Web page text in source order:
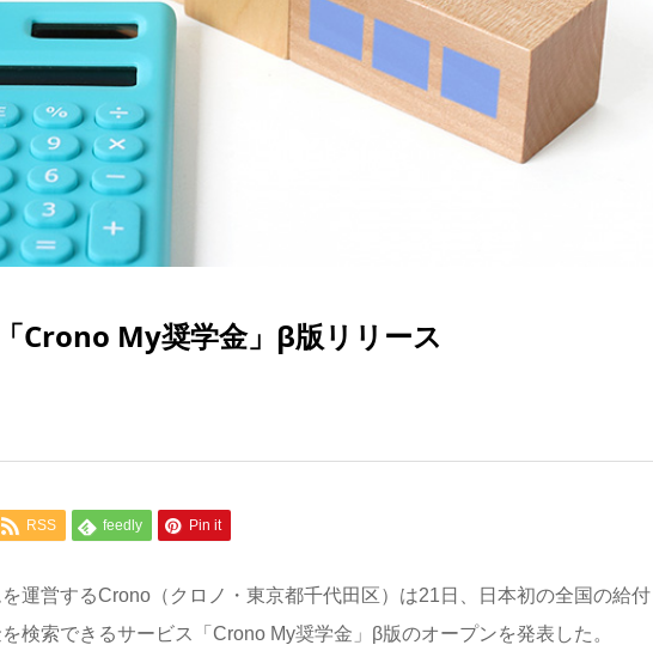
Crono My奨学金」β版リリース
RSS feedly Pin it
運営するCrono（クロノ・東京都千代田区）は21日、日本初の全国の給付
検索できるサービス「Crono My奨学金」β版のオープンを発表した。